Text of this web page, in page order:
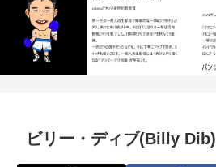
ビリー・ディブ(Billy Dib)